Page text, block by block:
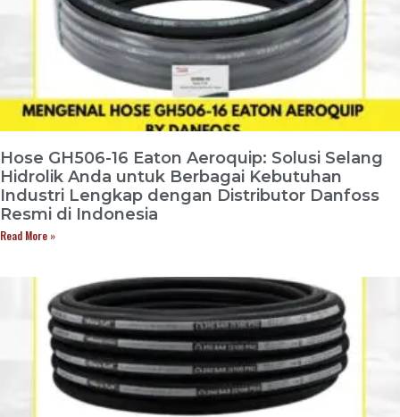
Hose GH506-16 Eaton Aeroquip: Solusi Selang
Hidrolik Anda untuk Berbagai Kebutuhan
Industri Lengkap dengan Distributor Danfoss
Resmi di Indonesia
Read More »